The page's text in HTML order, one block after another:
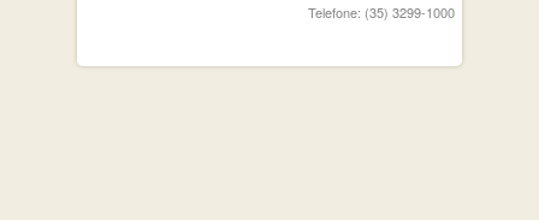
Telefone: (35) 3299-1000